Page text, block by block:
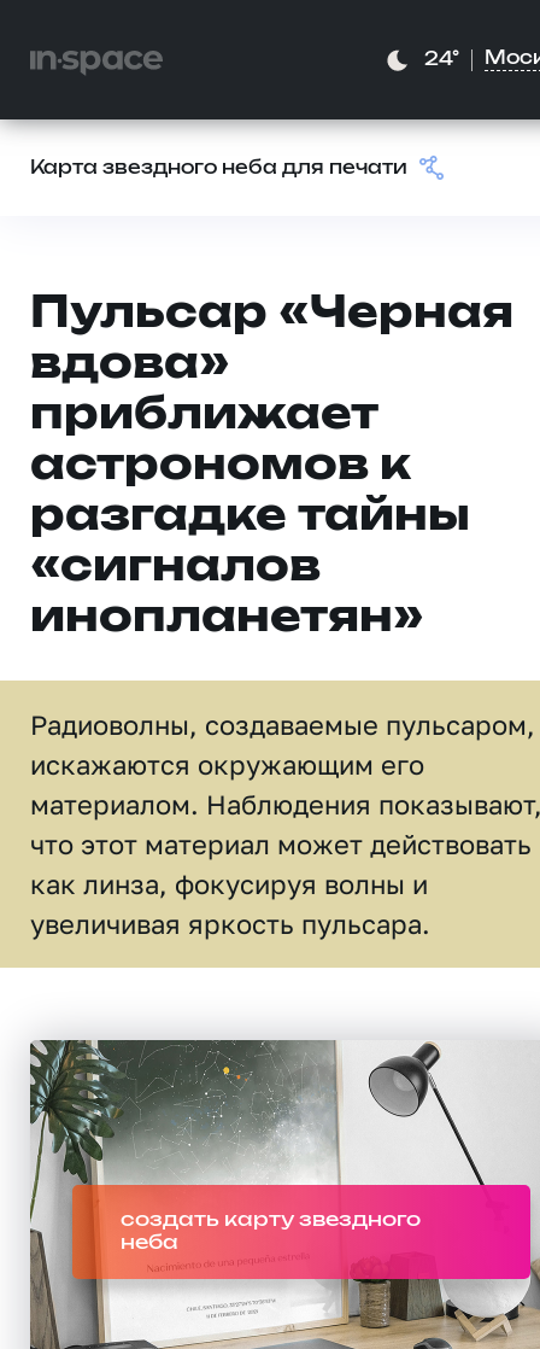
24°
Карта звездного неба для печати
Пульсар «Черная
вдова»
приближает
астрономов к
разгадке тайны
«сигналов
инопланетян»
Радиоволны, создаваемые пульсаром,
искажаются окружающим его
материалом. Наблюдения
что этот материал может действовать
как линза, фокусируя волны и
увеличивая яркость пульсара.
создать карту звездного
неба